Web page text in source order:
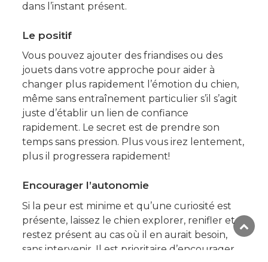
dans l’instant présent.
Le positif
Vous pouvez ajouter des friandises ou des
jouets dans votre approche pour aider à
changer plus rapidement l’émotion du chien,
même sans entraînement particulier s’il s’agit
juste d’établir un lien de confiance
rapidement. Le secret est de prendre son
temps sans pression. Plus vous irez lentement,
plus il progressera rapidement!
Encourager l’autonomie
Si la peur est minime et qu’une curiosité est
présente, laissez le chien explorer, renifler et
restez présent au cas où il en aurait besoin,
sans intervenir. Il est prioritaire d’encourager